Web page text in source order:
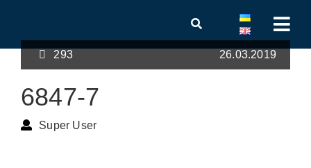
293 26.03.2019
6847-7
Super User